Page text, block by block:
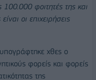
φοιτητές της και
οι επιχειρήσεις
χθες ο
φορείς και φορείς
της